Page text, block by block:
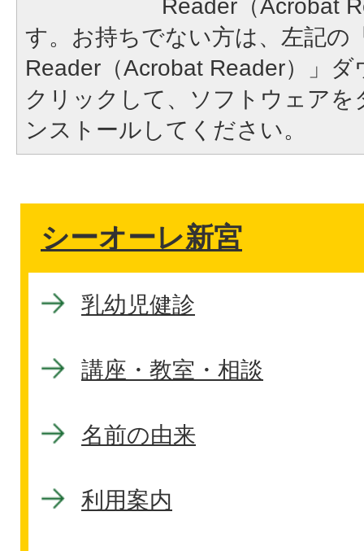
Reader（Acrobat
す。お持ちでない方は、左記の
Reader（Acrobat Reader）」
クリックして、ソフトウェア
ンストールしてください。
シーオーレ新宮
乳幼児健診
講座・教室・相談
名前の由来
利用案内